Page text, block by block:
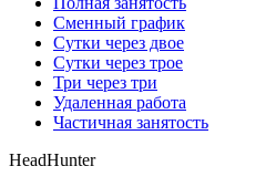
Сменный график
Сутки через двое
Сутки через трое
Три через три
Удаленная работа
Частичная занятость
HeadHunter